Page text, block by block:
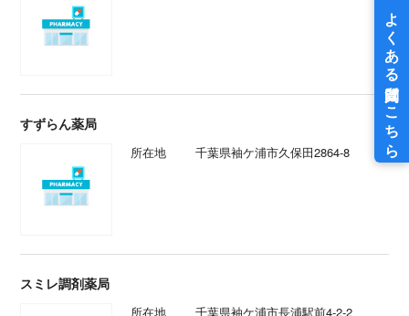
すずらん薬局
所在地 千葉県袖ケ浦市久保田2864-8
スミレ調剤薬局
所在地 千葉県袖ケ浦市長浦駅前4-2-2